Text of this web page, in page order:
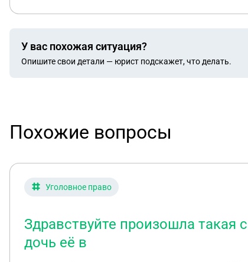
У вас похожая ситуация?
Опишите свои детали — юрист подскажет, что делать.
Похожие вопросы
Уголовное право
Здравствуйте произошла такая
дочь её в